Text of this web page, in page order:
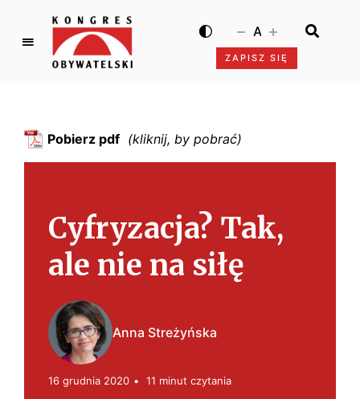
K
g
O
b
w
t
e
l
s
k
ZAPISZ SIĘ
A
Pobierz pdf
Cyfryzacja? Tak,
ale nie na siłę
Anna Streżyńska
16 grudnia 2020 11 minut czytania